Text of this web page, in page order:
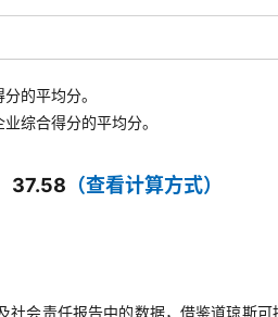
的平均分。
业综合得分的平均分。
37.58 （查看计算方式）
会责任报告中的数据，借鉴道琼斯